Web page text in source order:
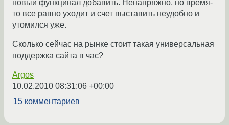
новый функцинал добавить. Ненапряжно, но время-
то все равно уходит и счет выставить неудобно и
утомился уже.
Сколько сейчас на рынке стоит такая универсальная
поддержка сайта в час?
Argos
10.02.2010 08:31:06 +00:00
15 комментариев